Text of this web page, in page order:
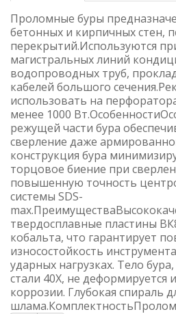
Проломные буры
бетонных и кирпичных стен,
перекрытий.Используются
магистральных линий
водопроводных труб,
кабелей большого
использовать на
менее 1000
режущей части бура
сверление даже
конструкция бура
торцовое биение при
повышенную точность
системы SDS-
твердосплавные пластины
кобальта, что гарантирует
износостойкость
ударных нагрузках. Тело
стали 40Х, не деформируется
коррозии. Глубокая спираль